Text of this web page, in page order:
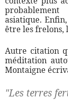
asiatique.
être les frelons,
Autre citation
méditation
Montaigne
"Les terres